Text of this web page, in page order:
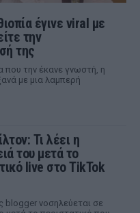
έγινε viral με
την
της
την έκανε γνωστή, η
με μια λαμπερή
Τι λέει η
του μετά το
live στο TikTok
blogger νοσηλεύεται σε